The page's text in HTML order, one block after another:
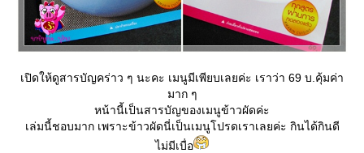
เปิดให้ดูสารบัญคร่าว ๆ นะคะ เมนูมีเพียบเลยค่ะ เราว่า 69 บ.คุ้มค่า
มาก ๆ
หน้านี้เป็นสารบัญของเมนูข้าวผัดค่ะ
เล่มนี้ชอบมาก เพราะข้าวผัดนี่เป็นเมนูโปรดเราเลยค่ะ กินได้กินดี
ไม่มีเบื่อ